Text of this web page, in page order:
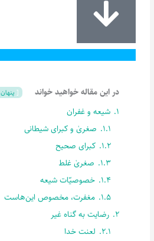
در این مقاله خواهید خواند پنهان
1. شیعه و غفران
1.1. صغریٰ و کبرای شیطانی
1.2. کبرای صحیح
1.3. صغریٰ غلط
1.4. خصوصیّات شیعه
1.5. مغفرت، مخصوص این‌هاست
2. رضایت به گناه غیر
2.1. لعنت خدا